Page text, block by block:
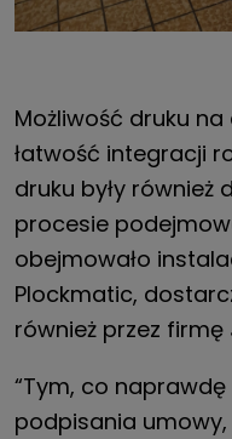
Możliwość druku
łatwość integracji
druku były również
procesie
obejmowało
Plockmatic,
również przez firmę
“Tym, co naprawdę
podpisania